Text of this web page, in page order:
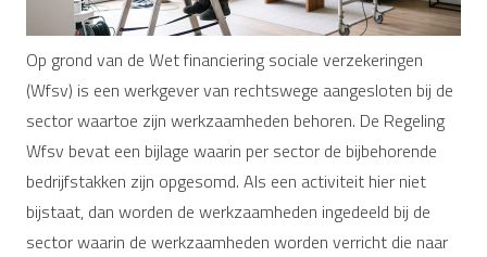
Op grond van de Wet financiering sociale verzekeringen
(Wfsv) is een werkgever van rechtswege aangesloten bij de
sector waartoe zijn werkzaamheden behoren. De Regeling
Wfsv bevat een bijlage waarin per sector de bijbehorende
bedrijfstakken zijn opgesomd. Als een activiteit hier niet
bijstaat, dan worden de werkzaamheden ingedeeld bij de
sector waarin de werkzaamheden worden verricht die naar